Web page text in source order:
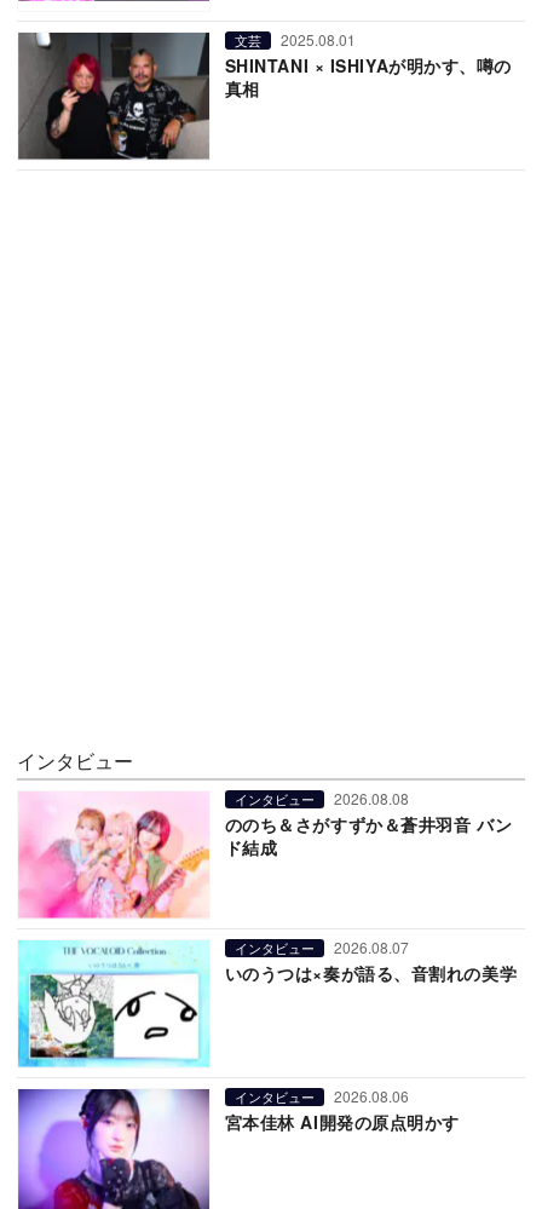
文芸 2025.08.01
SHINTANI × ISHIYAが明かす、噂の
真相
インタビュー
インタビュー 2026.08.08
ののち＆さがすずか＆蒼井羽音 バン
ド結成
インタビュー 2026.08.07
いのうつは×奏が語る、音割れの美学
インタビュー 2026.08.06
宮本佳林 AI開発の原点明かす